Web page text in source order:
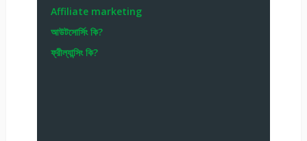
Affiliate marketing
আউটসোর্সিং কি?
ফ্রীল্যান্সিং কি?